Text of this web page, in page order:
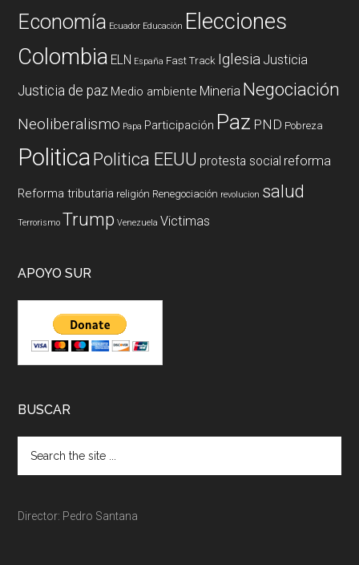
Economía Ecuador Educación Elecciones
Colombia ELN España Fast Track Iglesia Justicia
Justicia de paz Medio ambiente Mineria Negociación
Neoliberalismo Papa Participación Paz PND Pobreza
PoliticaPolitica EEUU protesta social reforma
Reforma tributaria religión Renegociación revolucion salud
Terrorismo Trump Venezuela Victimas
APOYO SUR
BUSCAR
Director: Pedro Santana